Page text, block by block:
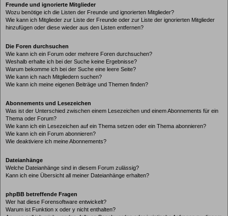
Freunde und ignorierte Mitglieder
Wozu benötige ich die Listen der Freunde und ignorierten Mitglieder?
Wie kann ich Mitglieder zur Liste der Freunde oder zur Liste der ignorierten Mitglieder
hinzufügen oder diese wieder aus den Listen entfernen?
Die Foren durchsuchen
Wie kann ich ein Forum oder mehrere Foren durchsuchen?
Weshalb erhalte ich bei der Suche keine Ergebnisse?
Warum bekomme ich bei der Suche eine leere Seite?
Wie kann ich nach Mitgliedern suchen?
Wie kann ich meine eigenen Beiträge und Themen finden?
Abonnements und Lesezeichen
Was ist der Unterschied zwischen einem Lesezeichen und einem Abonnements für ein
Thema oder Forum?
Wie kann ich ein Lesezeichen auf ein Thema setzen oder ein Thema abonnieren?
Wie kann ich ein Forum abonnieren?
Wie deaktiviere ich meine Abonnements?
Dateianhänge
Welche Dateianhänge sind in diesem Forum zulässig?
Kann ich eine Übersicht all meiner Dateianhänge erhalten?
phpBB betreffende Fragen
Wer hat diese Forensoftware entwickelt?
Warum ist Funktion x oder y nicht enthalten?